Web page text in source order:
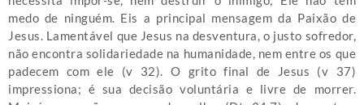
medo de ninguém. Eis a principal mensagem da Paixão de
Jesus. Lamentável que Jesus na desventura, o justo sofredor,
não encontra solidariedade na humanidade, nem entre os que
padecem com ele (v 32). O grito final de Jesus (v 37)
impressiona; é sua decisão voluntária e livre de morrer.